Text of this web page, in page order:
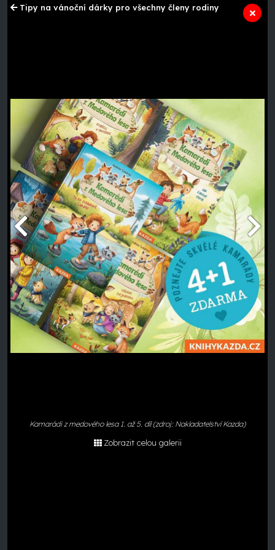
Tipy na vánoční dárky pro všechny členy rodiny
Kamarádi z medového lesa 1. až 5. díl (zdroj: Nakladatelství Kazda)
Zobrazit celou galerii